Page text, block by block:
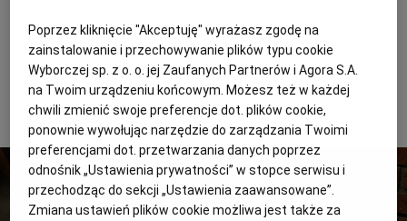
Ceny ryb rosną
2 z 2
Poprzez kliknięcie "Akceptuję" wyrażasz zgodę na
zainstalowanie i przechowywanie plików typu cookie
Wyborczej sp. z o. o. jej Zaufanych Partnerów i Agora S.A.
na Twoim urządzeniu końcowym. Możesz też w każdej
chwili zmienić swoje preferencje dot. plików cookie,
ponownie wywołując narzędzie do zarządzania Twoimi
preferencjami dot. przetwarzania danych poprzez
odnośnik „Ustawienia prywatności” w stopce serwisu i
przechodząc do sekcji „Ustawienia zaawansowane”.
Zmiana ustawień plików cookie możliwa jest także za